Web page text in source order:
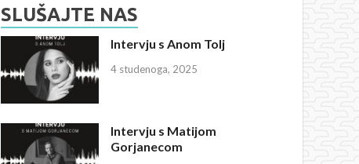
SLUŠAJTE NAS
Intervju s Anom Tolj
4 studenoga, 2025
Intervju s Matijom
Gorjanecom